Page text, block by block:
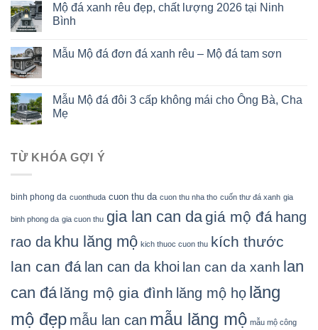
Mộ đá xanh rêu đẹp, chất lượng 2026 tại Ninh
Bình
Mẫu Mộ đá đơn đá xanh rêu – Mộ đá tam sơn
Mẫu Mộ đá đôi 3 cấp không mái cho Ông Bà, Cha
Mẹ
TỪ KHÓA GỢI Ý
binh phong da cuonthuda cuon thu da cuon thu nha tho cuốn thư đá xanh gia
binh phong da gia cuon thu gia lan can dagiá mộ đá hang
rao da khu lăng mộ kich thuoc cuon thu kích thước
lan can đá lan can da khoi lan can da xanh lan
can đá lăng mộ gia đình lăng mộ họ lăng
mộ đẹp mẫu lan can mẫu lăng mộ mẫu mộ công